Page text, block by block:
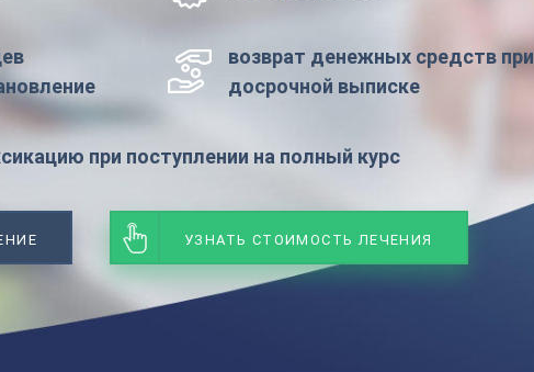
возврат денежных средств при
досрочной выписке
при поступлении на полный курс
УЗНАТЬ СТОИМОСТЬ ЛЕЧЕНИЯ